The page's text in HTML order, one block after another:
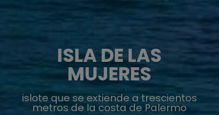
ISLA DE LAS
MUJERES
islote que se extiende a trescientos
metros de la costa de Palermo